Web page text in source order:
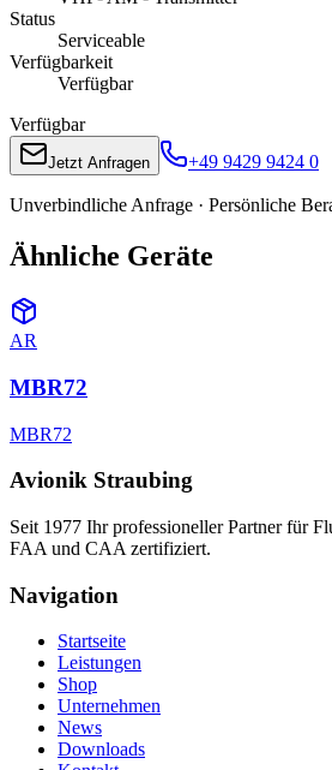
Status
Serviceable
Verfügbarkeit
Verfügbar
Verfügbar
Jetzt Anfragen +49 9429 9424 0
Unverbindliche Anfrage · Persönliche
Ähnliche Geräte
AR
MBR72
MBR72
Avionik Straubing
Seit 1977 Ihr professioneller Partner für
FAA und CAA zertifiziert.
Navigation
Startseite
Leistungen
Shop
Unternehmen
News
Downloads